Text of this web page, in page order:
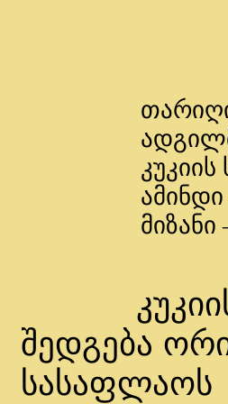
კუკიის
შედგება